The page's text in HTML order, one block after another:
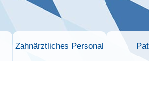
Zahnärztliches Personal